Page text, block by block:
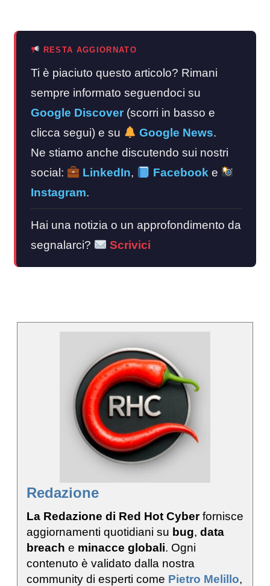
RESTA AGGIORNATO
Ti è piaciuto questo articolo? Rimani
sempre informato seguendoci su
Google Discover (scorri in basso e
clicca segui) e su
Google News.
Ne stiamo anche discutendo sui nostri
social:
LinkedIn, Facebook e
Instagram.
Hai una notizia o un approfondimento da
segnalarci?
Scrivici
Redazione
La Redazione di Red Hot Cyberfornisce
aggiornamenti quotidiani su bug, data
breach e minacce globali. Ogni
contenuto è validato dalla nostra
community di esperti come Pietro Melillo,